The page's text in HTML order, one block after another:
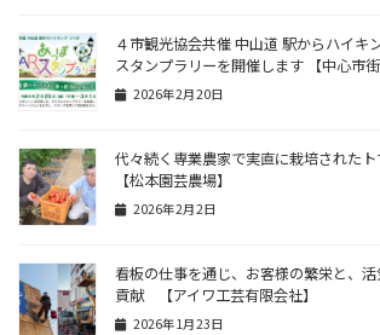
４市観光協会共催 中山道 駅からハイキ
スタンプラリーを開催します 【中心市
2026年2月20日
代々続く専業農家で実直に栽培された
【松本園芸農場】
2026年2月2日
看板の仕事を通じ、お客様の繁栄と、
貢献 【アイワ工芸有限会社】
2026年1月23日